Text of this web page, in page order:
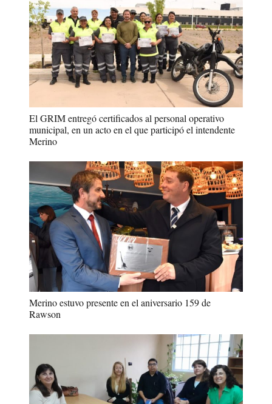
El GRIM entregó certificados al personal operativo
municipal, en un acto en el que participó el intendente
Merino
Merino estuvo presente en el aniversario 159 de
Rawson